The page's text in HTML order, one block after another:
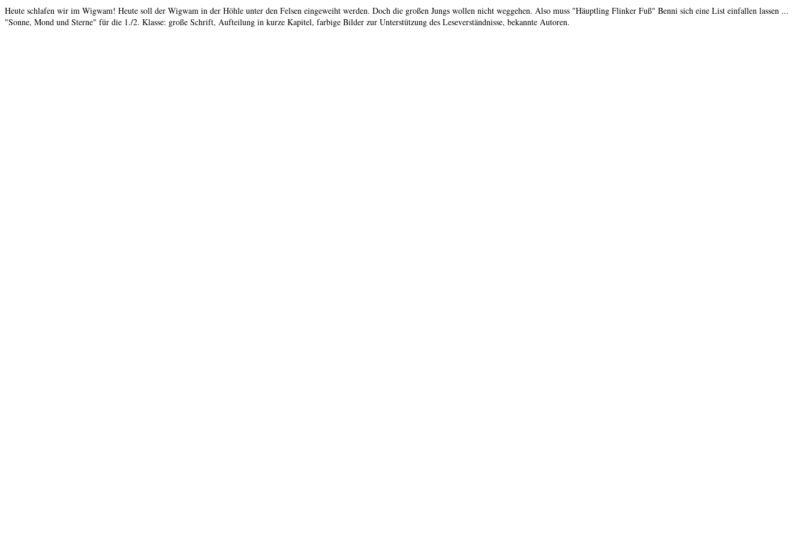
Heute schlafen wir im Wigwam! Heute soll der Wigwam in der Höhle unter den Felsen eingeweiht werden. Doch die großen Jungs wollen nicht weggehen. Also muss "Häuptling Flinker Fuß" Benni sich eine List einfallen lassen ...
"Sonne, Mond und Sterne" für die 1./2. Klasse: große Schrift, Aufteilung in kurze Kapitel, farbige Bilder zur Unterstützung des Leseverständnisse, bekannte Autoren.